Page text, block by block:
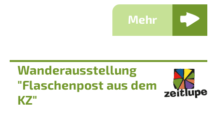
Mehr
Wanderausstellung
"Flaschenpost aus dem
KZ"